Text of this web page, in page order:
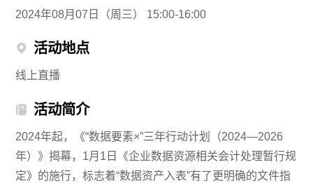
2024年08月07日（周三） 15:00-16:00
活动地点
线上直播
活动简介
2024年起，《“数据要素×”三年行动计划（2024—2026
年）》揭幕，1月1日《企业数据资源相关会计处理暂行规
定》的施行，标志着“数据资产入表”有了更明确的文件指